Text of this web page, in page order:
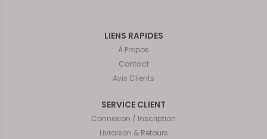
LIENS RAPIDES
À Propos
Contact
Avis Clients
SERVICE CLIENT
Connexion / Inscription
Livraison & Retours